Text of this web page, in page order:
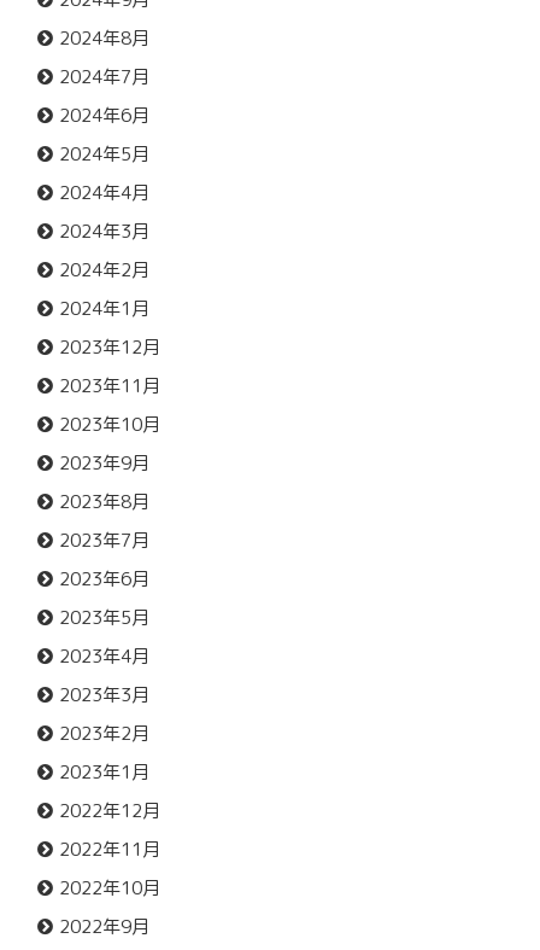
2024年8月
2024年7月
2024年6月
2024年5月
2024年4月
2024年3月
2024年2月
2024年1月
2023年12月
2023年11月
2023年10月
2023年9月
2023年8月
2023年7月
2023年6月
2023年5月
2023年4月
2023年3月
2023年2月
2023年1月
2022年12月
2022年11月
2022年10月
2022年9月